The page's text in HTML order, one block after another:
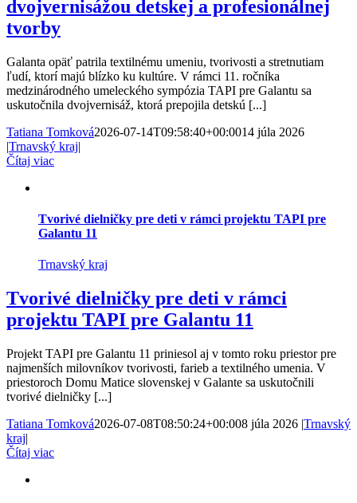
dvojvernisážou detskej a profesionálnej
tvorby
Galanta opäť patrila textilnému umeniu, tvorivosti a stretnutiam
ľudí, ktorí majú blízko ku kultúre. V rámci 11. ročníka
medzinárodného umeleckého sympózia TAPI pre Galantu sa
uskutočnila dvojvernisáž, ktorá prepojila detskú [...]
Tatiana Tomková2026-07-14T09:58:40+00:0014 júla 2026
|Trnavský kraj|
Čítaj viac
Tvorivé dielničky pre deti v rámci projektu TAPI pre
Galantu 11
Trnavský kraj
Tvorivé dielničky pre deti v rámci
projektu TAPI pre Galantu 11
Projekt TAPI pre Galantu 11 priniesol aj v tomto roku priestor pre
najmenších milovníkov tvorivosti, farieb a textilného umenia. V
priestoroch Domu Matice slovenskej v Galante sa uskutočnili
tvorivé dielničky [...]
Tatiana Tomková2026-07-08T08:50:24+00:008 júla 2026 |Trnavský
kraj|
Čítaj viac